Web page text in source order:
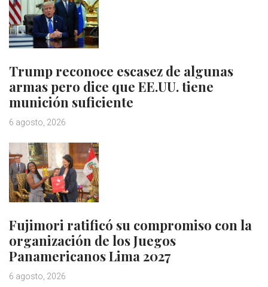
Trump reconoce escasez de algunas
armas pero dice que EE.UU. tiene
munición suficiente
6 agosto, 2026
Fujimori ratificó su compromiso con la
organización de los Juegos
Panamericanos Lima 2027
6 agosto, 2026